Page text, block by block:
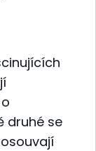
druhé se